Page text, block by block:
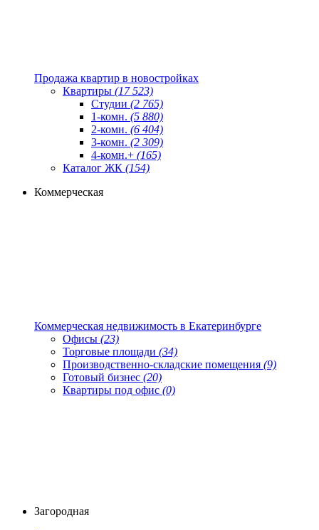
Продажа квартир в новостройках
Квартиры (17 523)
Студии (2 765)
1-комн. (5 880)
2-комн. (6 404)
3-комн. (2 309)
4-комн.+ (165)
Каталог ЖК (154)
Коммерческая
Коммерческая недвижимость в Екатеринбурге
Офисы (23)
Торговые площади (34)
Производственно-складские помещения (9)
Готовый бизнес (20)
Квартиры под офис (0)
Загородная